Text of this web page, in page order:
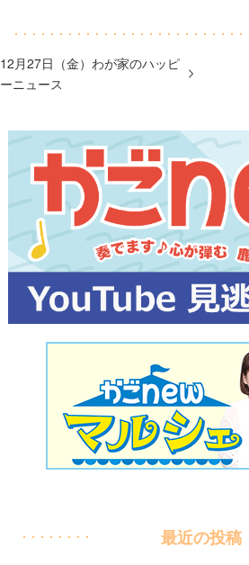
12月27日（金）わが家のハッピ
ーニュース
最近の投稿